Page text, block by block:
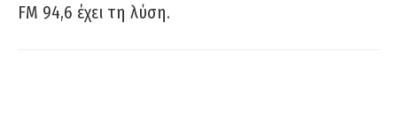
FM 94,6 έχει τη λύση.